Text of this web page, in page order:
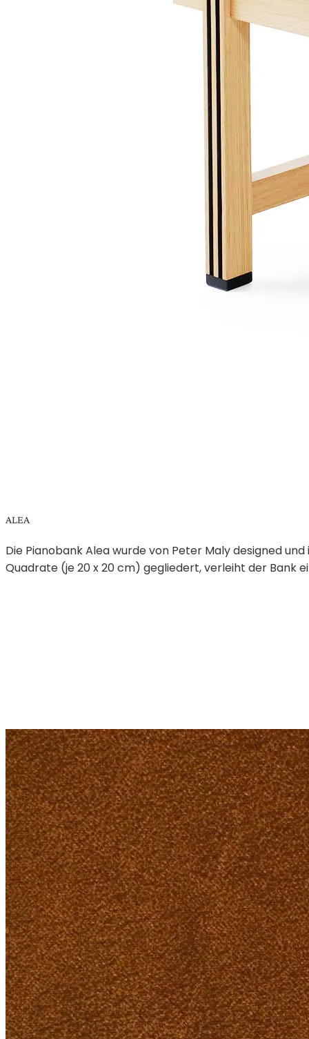
ALEA
Die Pianobank Alea wurde von Peter Maly designed
Quadrate (je 20 x 20 cm) gegliedert, verleiht der Bank